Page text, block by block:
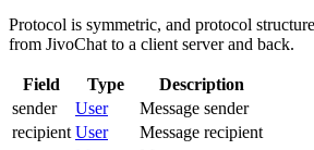
Protocol is symmetric, and protocol
from JivoChat to a client server and back.
Field Type
Description
sender
User
Message sender
recipient User
Message recipient